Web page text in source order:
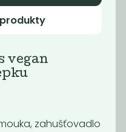
cukrové krustě
vegan
zahušťovadlo